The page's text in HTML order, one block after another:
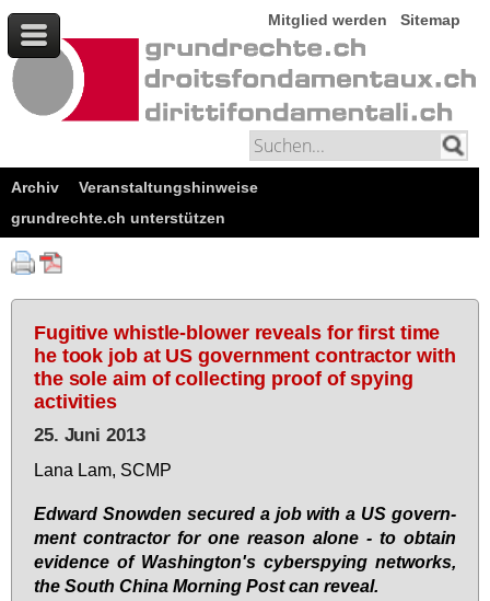
Mitglied werden Sitemap
Archiv
Veranstaltungshinweise
grundrechte.ch unterstützen
Fugitive whistle-blower reveals for first time
he took job at US government contractor with
the sole aim of collecting proof of spying
activities
25. Juni 2013
La­na Lam, SCMP
Ed­ward Snow­den se­cu­red a job with a US go­vern­
ment contrac­tor for one re­a­son alo­ne - to ob­tain
evi­dence of Wa­shing­ton's cy­bers­py­ing net­works,
the South Chi­na Morning Post can re­veal.